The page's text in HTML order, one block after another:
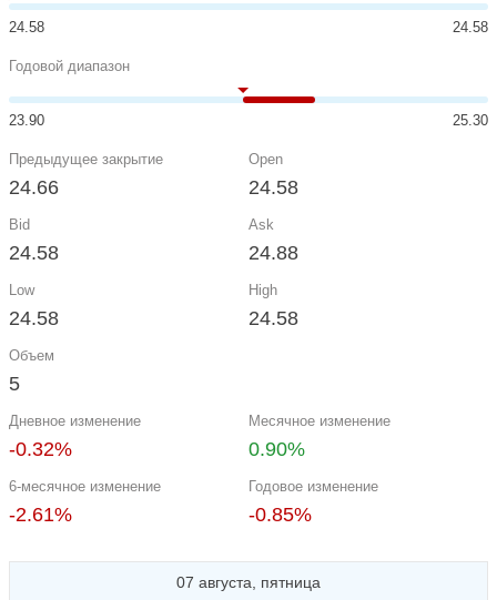
24.58 24.58
Годовой диапазон
23.90 25.30
Предыдущее закрытие
24.66
Open
24.58
Bid
24.58
Ask
24.88
Low
24.58
High
24.58
Объем
5
Дневное изменение
-0.32%
Месячное изменение
0.90%
6-месячное изменение
-2.61%
Годовое изменение
-0.85%
07 августа, пятница